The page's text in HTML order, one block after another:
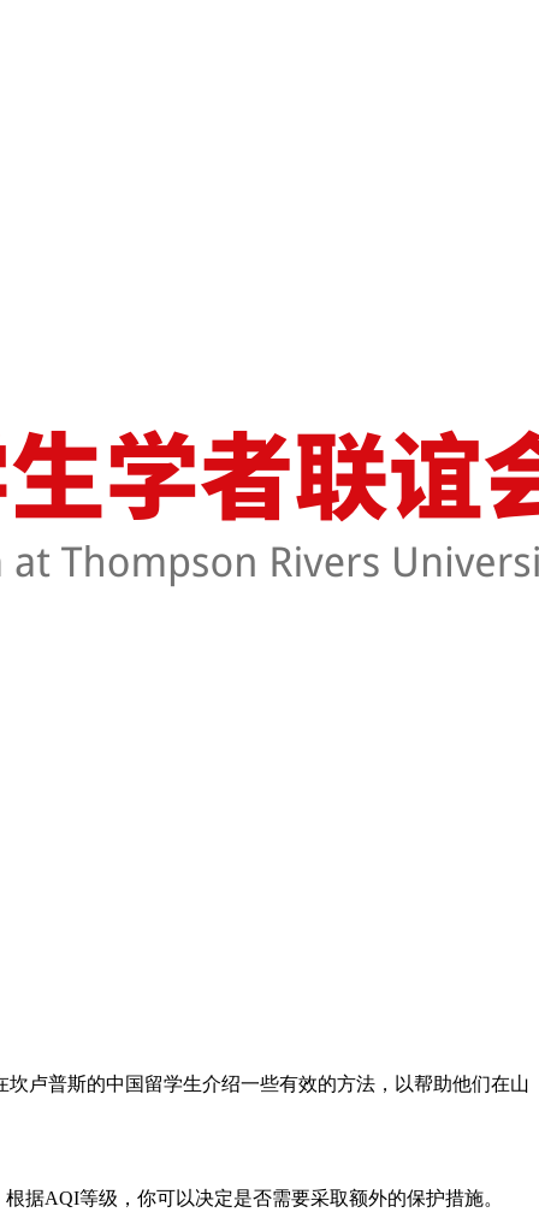
卢普斯的中国留学生介绍一些有效的方法，以帮助他们在山
据AQI等级，你可以决定是否需要采取额外的保护措施。